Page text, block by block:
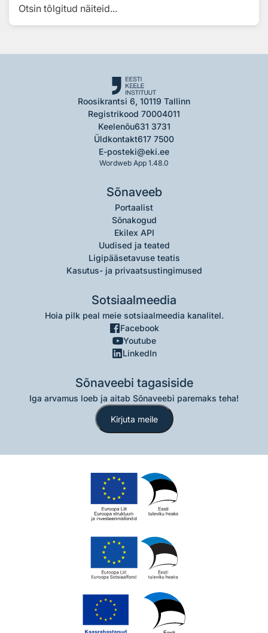
Otsin tõlgitud näiteid...
Roosikrantsi 6, 10119 Tallinn
Registrikood 70004011
Keelenõu631 3731
Üldkontakt617 7500
E-posteki@eki.ee
Wordweb App 1.48.0
Sõnaveeb
Portaalist
Sõnakogud
Ekilex API
Uudised ja teated
Ligipääsetavuse teatis
Kasutus- ja privaatsustingimused
Sotsiaalmeedia
Hoia pilk peal meie sotsiaalmeedia kanalitel.
Facebook
Youtube
LinkedIn
Sõnaveebi tagasiside
Iga arvamus loeb ja aitab Sõnaveebi paremaks teha!
Kirjuta meile